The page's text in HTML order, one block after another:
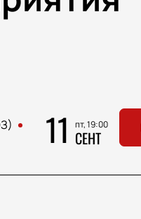
11 пт, 19:00
СЕНТ